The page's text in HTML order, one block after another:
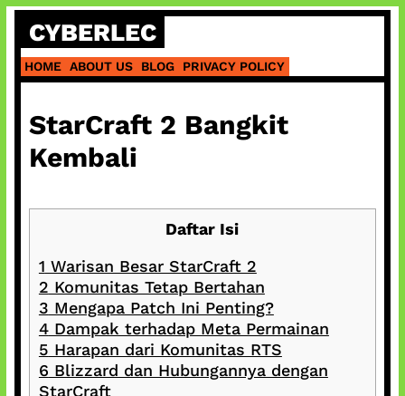
Skip
content
CYBERLEC
HOME ABOUT US BLOG PRIVACY POLICY
StarCraft 2 Bangkit
Kembali
Daftar Isi
1 Warisan Besar StarCraft 2
2 Komunitas Tetap Bertahan
3 Mengapa Patch Ini Penting?
4Dampak terhadap Meta Permainan
5 Harapan dari Komunitas RTS
6 Blizzard dan Hubungannya dengan
StarCraft